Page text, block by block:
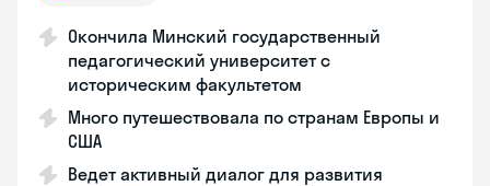
Окончила Минский государственный
педагогический университет с
историческим факультетом
Много путешествовала по странам Европы и
США
Ведет активный диалог для развития